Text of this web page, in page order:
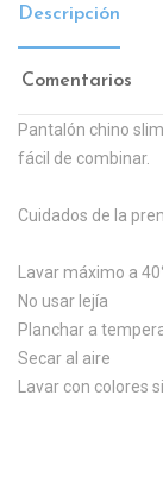
Descripción
Comentarios
Pantalón chino
fácil de combinar.
Cuidados de la
Lavar máximo a
No usar lejía
Planchar a
Secar al aire
Lavar con colores